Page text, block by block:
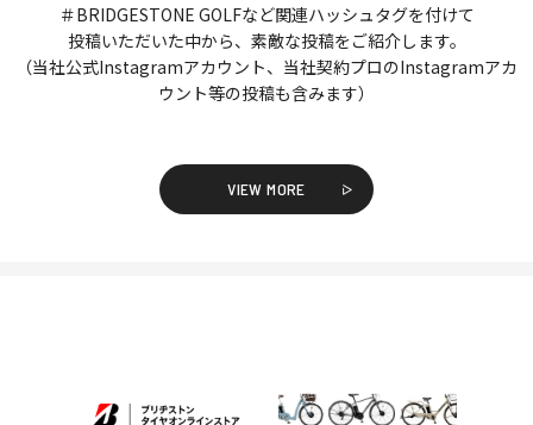
＃BRIDGESTONE GOLFなど関連ハッシュタグを付けて
投稿いただいた中から、素敵な投稿をご紹介します。
（当社公式Instagramアカウント、当社契約プロのInstagramアカ
ウント等の投稿も含みます）
VIEW MORE